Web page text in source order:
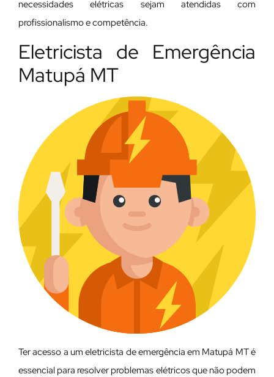
necessidades elétricas sejam atendidas com
profissionalismo e competência.
Eletricista de Emergência
Matupá MT
Ter acesso a um eletricista de emergência em Matupá MT é
essencial para resolver problemas elétricos que não podem